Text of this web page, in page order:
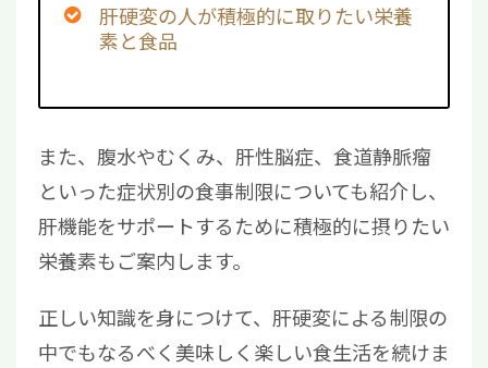
肝硬変の人が積極的に取りたい栄養
素と食品
また、腹水やむくみ、肝性脳症、食道静脈瘤
といった症状別の食事制限についても紹介し、
肝機能をサポートするために積極的に摂りたい
栄養素もご案内します。
正しい知識を身につけて、肝硬変による制限の
中でもなるべく美味しく楽しい食生活を続けま